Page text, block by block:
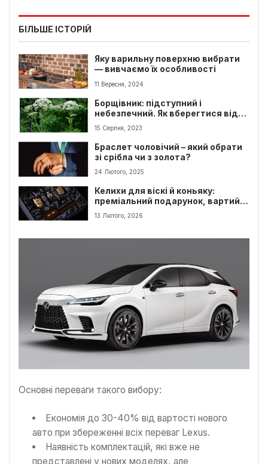
БІЛЬШЕ ІСТОРІЙ
Яку варильну поверхню вибрати
— вивчаємо їх особливості
11 Вересня, 2024
Борщівник: підступний і
небезпечний. Як вберегтися від
отруйної дії борщівника?
15 Серпня, 2023
Браслет чоловічий – який обрати
зі срібла чи з золота?
24 Лютого, 2025
Келихи для віскі й коньяку:
преміальний подарунок, вартий
уваги
13 Лютого, 2026
Основні переваги такого вибору:
Економія до 30-40% від вартості нового
авто при збереженні всіх переваг Lexus.
Наявність комплектацій, які вже не
представлені у нових моделях, але